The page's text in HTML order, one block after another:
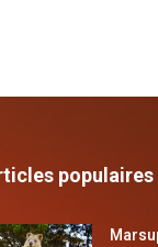
populaires